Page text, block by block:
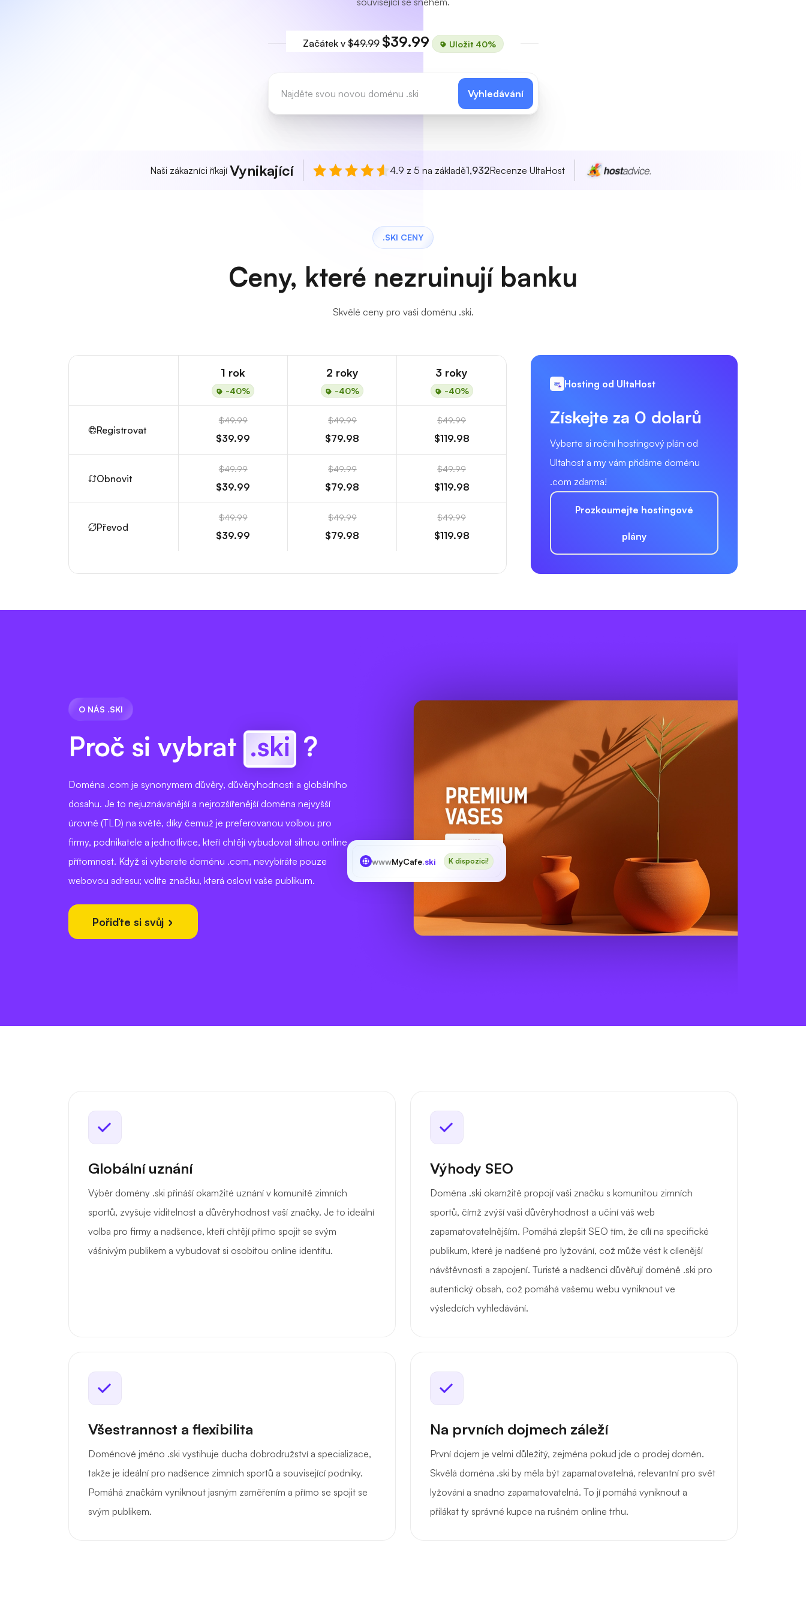
Začátek v$49.99 $39.99 Uložit 40%
Vyhledávání
Naši zákazníci říkají Vynikající 4.9 z 5 na základě1,932Recenze UltaHost
.SKI CENY
Ceny, které nezruinují banku
Skvělé ceny pro vaši doménu .ski.
1 rok
-40%
2 roky
-40%
3 roky
-40%
Registrovat
$49.99
$39.99
$49.99
$79.98
$49.99
$119.98
Obnovit
$49.99
$39.99
$49.99
$79.98
$49.99
$119.98
Převod
$49.99
$39.99
$49.99
$79.98
$49.99
$119.98
Hosting od UltaHost
Získejte za 0 dolarů
Vyberte si roční hostingový plán od
Ultahost a my vám přidáme doménu
.com zdarma!
Prozkoumejte hostingové
plány
O NÁS .SKI
Proč si vybrat .ski ?
Doména .com je synonymem důvěry, důvěryhodnosti a globálního
dosahu. Je to nejuznávanější a nejrozšířenější doména nejvyšší
úrovně (TLD) na světě, díky čemuž je preferovanou volbou pro
firmy, podnikatele a jednotlivce, kteří chtějí vybudovat silnou online
přítomnost. Když si vyberete doménu .com, nevybíráte pouze
webovou adresu; volíte značku, která osloví vaše publikum.
Pořiďte si svůj
wwwMyCafe.ski K dispozici!
Globální uznání
Výběr domény .ski přináší okamžité uznání v komunitě zimních
sportů, zvyšuje viditelnost a důvěryhodnost vaší značky. Je to ideální
volba pro firmy a nadšence, kteří chtějí přímo spojit se svým
vášnivým publikem a vybudovat si osobitou online identitu.
Výhody SEO
Doména .ski okamžitě propojí vaši značku s komunitou zimních
sportů, čímž zvýší vaši důvěryhodnost a učiní váš web
zapamatovatelnějším. Pomáhá zlepšit SEO tím, že cílí na specifické
publikum, které je nadšené pro lyžování, což může vést k cílenější
návštěvnosti a zapojení. Turisté a nadšenci důvěřují doméně .ski pro
autentický obsah, což pomáhá vašemu webu vyniknout ve
výsledcích vyhledávání.
Všestrannost a flexibilita
Doménové jméno .ski vystihuje ducha dobrodružství a specializace,
takže je ideální pro nadšence zimních sportů a související podniky.
Pomáhá značkám vyniknout jasným zaměřením a přímo se spojit se
svým publikem.
Na prvních dojmech záleží
První dojem je velmi důležitý, zejména pokud jde o prodej domén.
Skvělá doména .ski by měla být zapamatovatelná, relevantní pro svět
lyžování a snadno zapamatovatelná. To jí pomáhá vyniknout a
přilákat ty správné kupce na rušném online trhu.